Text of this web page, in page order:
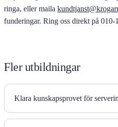
ringa, eller maila
funderingar. Ring oss direkt på 010-
Fler utbildningar
Klara kunskapsprovet för